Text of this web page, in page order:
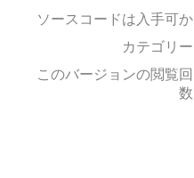
ソースコードは入手可か
カテゴリー
このバージョンの閲覧回
数